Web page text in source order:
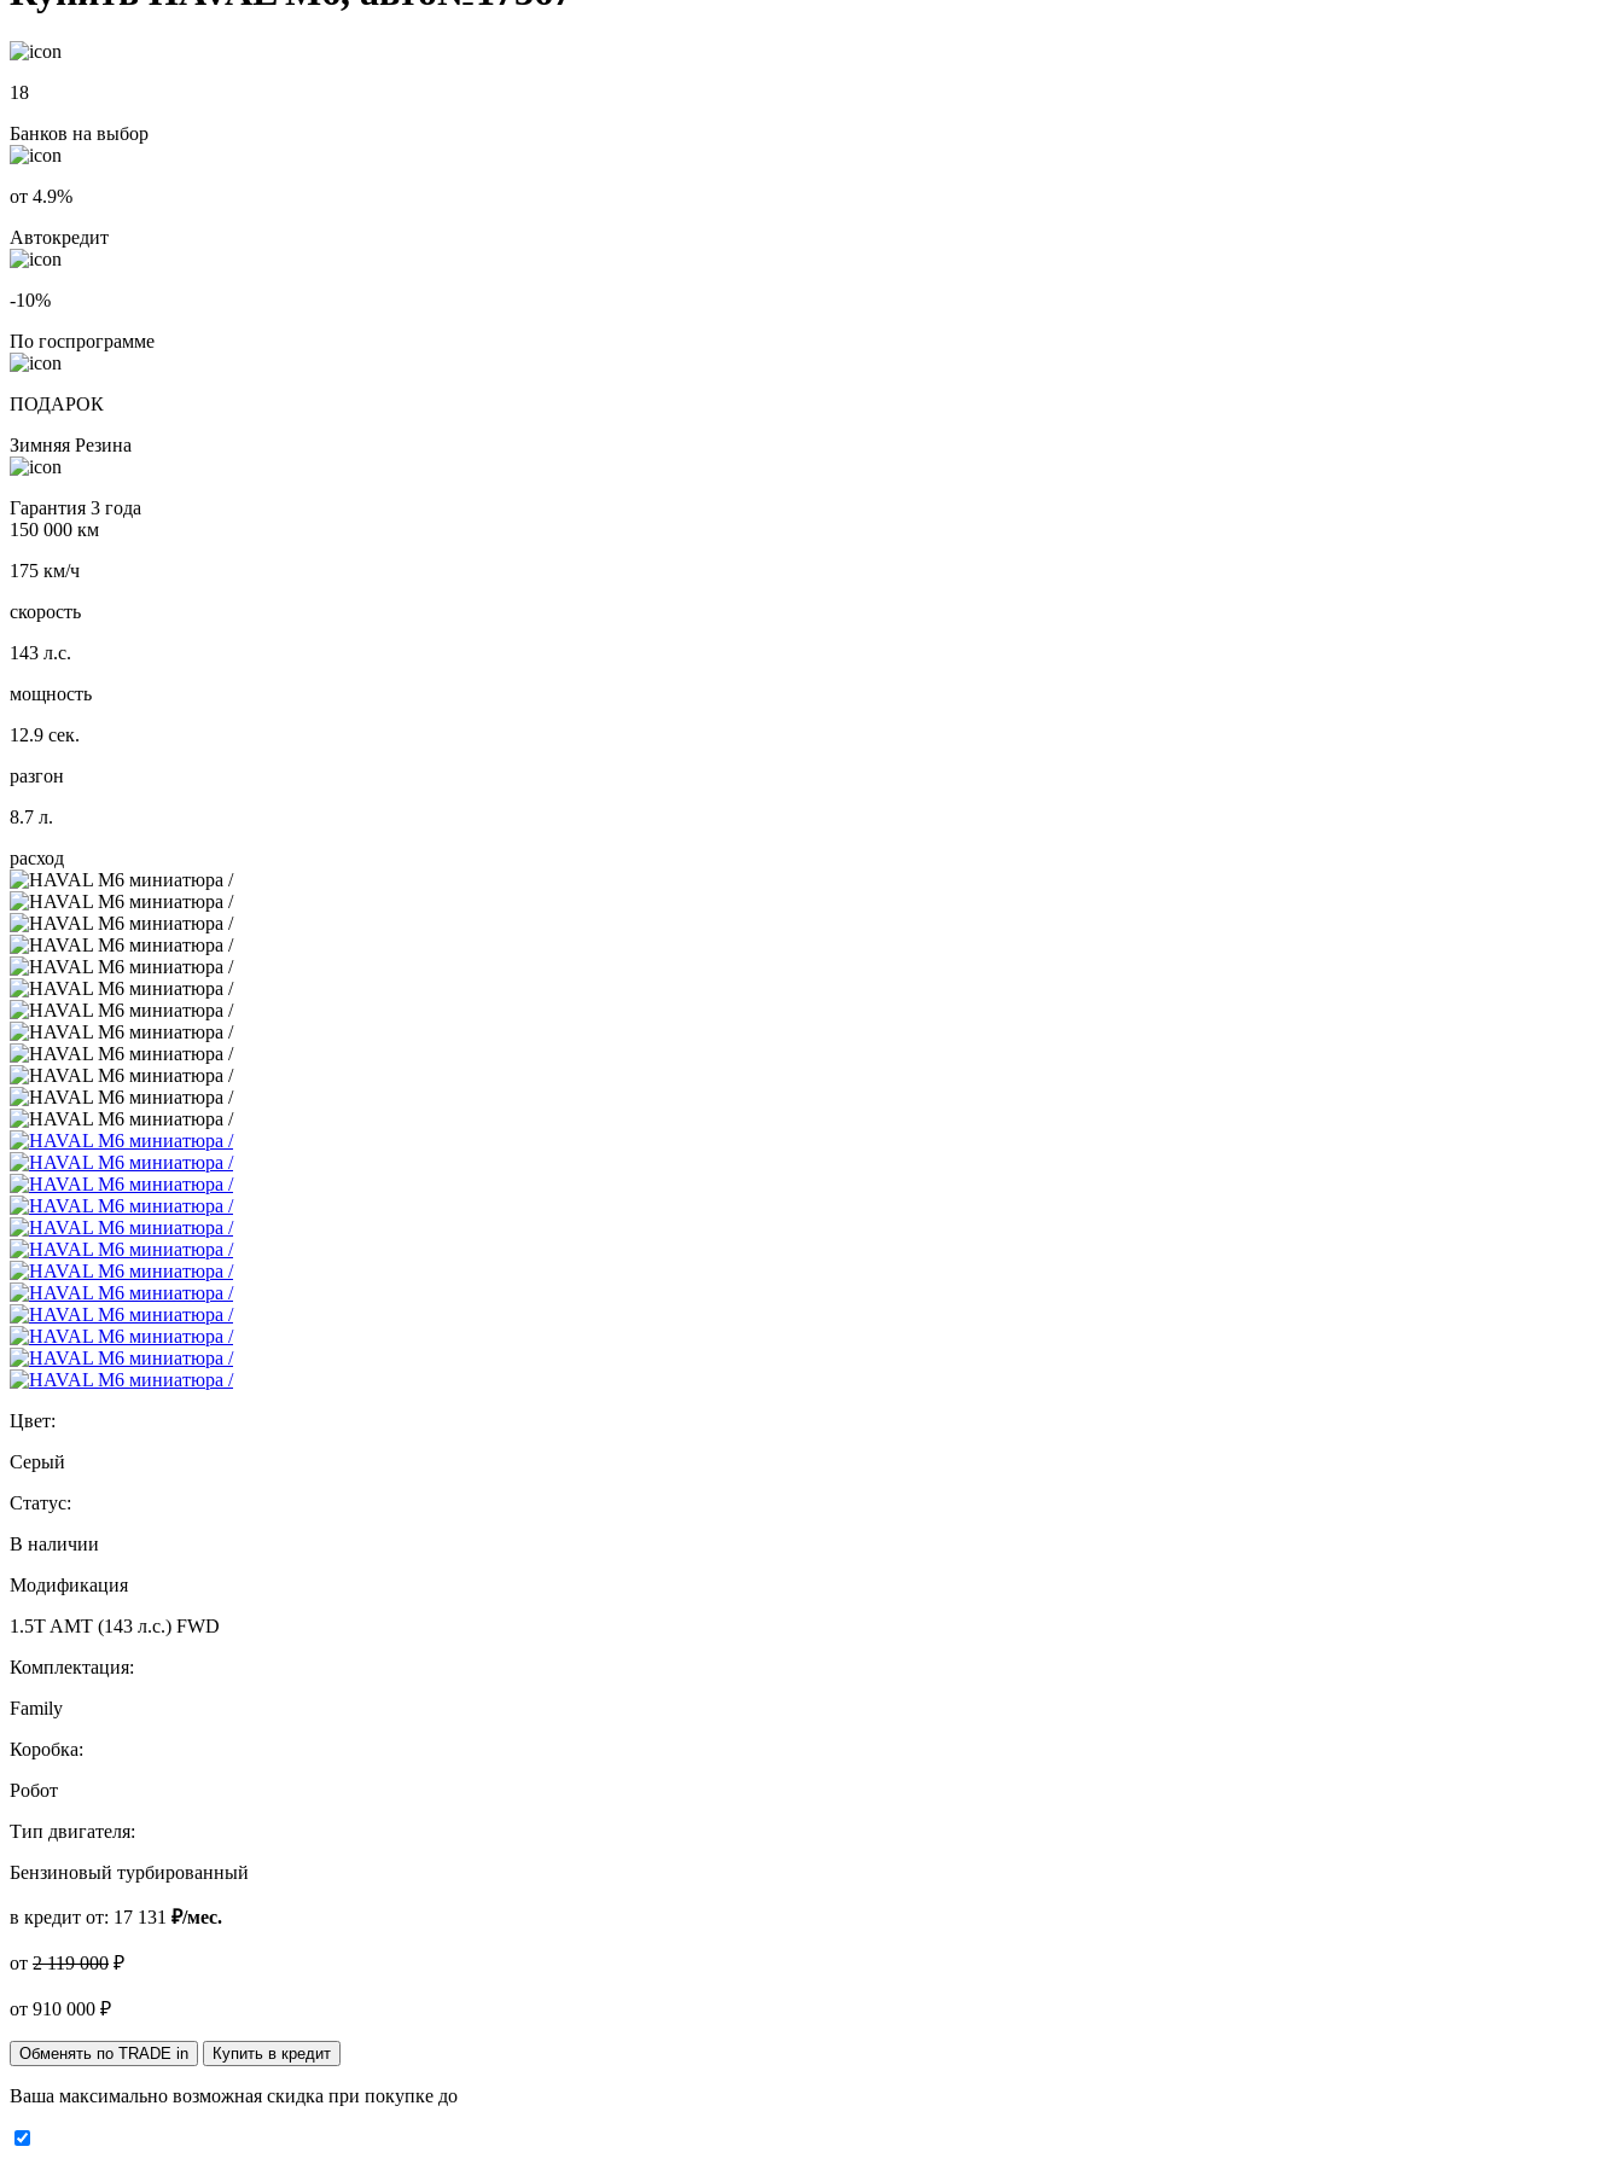
18
Банков на выбор
от 4.9%
Автокредит
-10%
По госпрограмме
ПОДАРОК
Зимняя Резина
Гарантия 3 года
150 000 км
175 км/ч
скорость
143 л.с.
мощность
12.9 сек.
разгон
8.7 л.
расход
Цвет:
Серый
Статус:
В наличии
Модификация
1.5T AMT (143 л.с.) FWD
Комплектация:
Family
Коробка:
Робот
Тип двигателя:
Бензиновый турбированный
в кредит от: 17 131 ₽/мес.
от 2 119 000 ₽
от 910 000 ₽
Обменять по TRADE in Купить в кредит
Ваша максимально возможная скидка при покупке до